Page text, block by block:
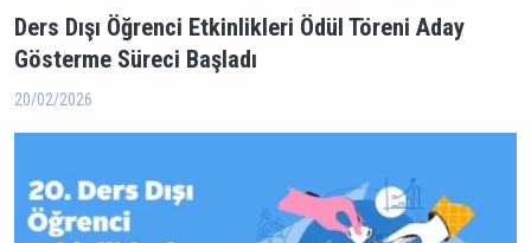
Ders Dışı Öğrenci Etkinlikleri Ödül Töreni Aday
Gösterme Süreci Başladı
20/02/2026